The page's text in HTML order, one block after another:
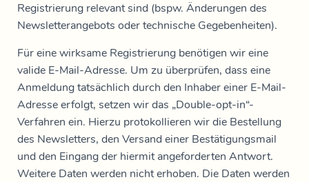
Registrierung relevant sind (bspw. Änderungen des
Newsletterangebots oder technische Gegebenheiten).
Für eine wirksame Registrierung benötigen wir eine
valide E-Mail-Adresse. Um zu überprüfen, dass eine
Anmeldung tatsächlich durch den Inhaber einer E-Mail-
Adresse erfolgt, setzen wir das „Double-opt-in“-
Verfahren ein. Hierzu protokollieren wir die Bestellung
des Newsletters, den Versand einer Bestätigungsmail
und den Eingang der hiermit angeforderten Antwort.
Weitere Daten werden nicht erhoben. Die Daten werden